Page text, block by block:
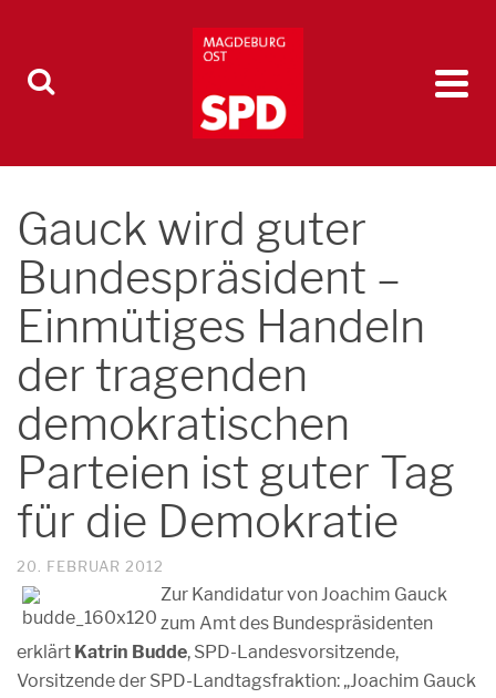
Gauck wird guter
Bundespräsident –
Einmütiges Handeln
der tragenden
demokratischen
Parteien ist guter Tag
für die Demokratie
20. FEBRUAR 2012
Zur Kandidatur von Joachim Gauck
zum Amt des Bundespräsidenten
erklärt Katrin Budde, SPD-Landesvorsitzende,
Vorsitzende der SPD-Landtagsfraktion: „Joachim Gauck